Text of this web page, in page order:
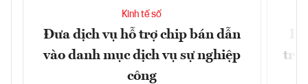
Kinh tế số
Đưa dịch vụ hỗ trợ chip bán dẫn
vào danh mục dịch vụ sự nghiệp
công
trị